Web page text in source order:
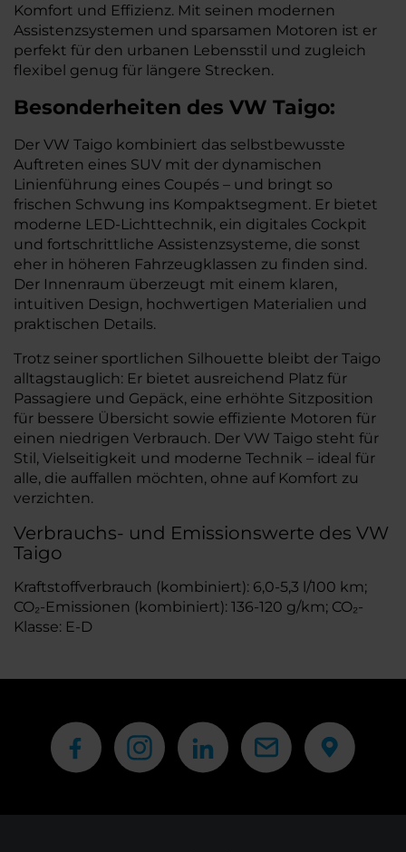
Komfort und Effizienz. Mit seinen modernen
Assistenzsystemen und sparsamen Motoren ist er
perfekt für den urbanen Lebensstil und zugleich
flexibel genug für längere Strecken.
Besonderheiten des VW Taigo:
Der VW Taigo kombiniert das selbstbewusste
Auftreten eines SUV mit der dynamischen
Linienführung eines Coupés – und bringt so
frischen Schwung ins Kompaktsegment. Er bietet
moderne LED-Lichttechnik, ein digitales Cockpit
und fortschrittliche Assistenzsysteme, die sonst
eher in höheren Fahrzeugklassen zu finden sind.
Der Innenraum überzeugt mit einem klaren,
intuitiven Design, hochwertigen Materialien und
praktischen Details.
Trotz seiner sportlichen Silhouette bleibt der Taigo
alltagstauglich: Er bietet ausreichend Platz für
Passagiere und Gepäck, eine erhöhte Sitzposition
für bessere Übersicht sowie effiziente Motoren für
einen niedrigen Verbrauch. Der VW Taigo steht für
Stil, Vielseitigkeit und moderne Technik – ideal für
alle, die auffallen möchten, ohne auf Komfort zu
verzichten.
Verbrauchs- und Emissionswerte des VW
Taigo
Kraftstoffverbrauch (kombiniert): 6,0-5,3 l/100 km;
CO₂-Emissionen (kombiniert): 136-120 g/km; CO₂-
Klasse: E-D